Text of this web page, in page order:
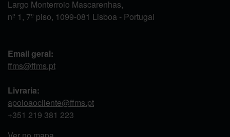
Largo Monterroio Mascarenhas,
nº 1, 7º piso, 1099-081 Lisboa - Portugal
Email geral:
ffms@ffms.pt
Livraria:
apoioaocliente@ffms.pt
+351 219 381 223